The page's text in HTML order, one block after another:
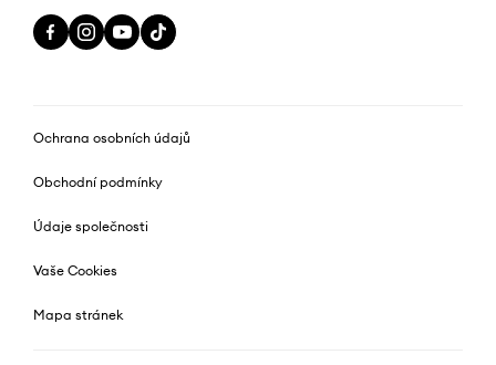
Ochrana osobních údajů
Obchodní podmínky
Údaje společnosti
Vaše Cookies
Mapa stránek